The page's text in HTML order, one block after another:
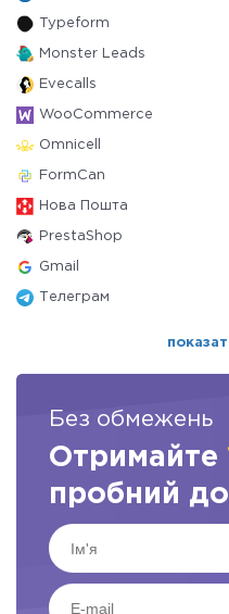
Typeform
Monster Leads
Evecalls
WooCommerce
Omnicell
FormCan
Нова Пошта
PrestaShop
Gmail
Телеграм
Без обмежень
Отримайте
пробний